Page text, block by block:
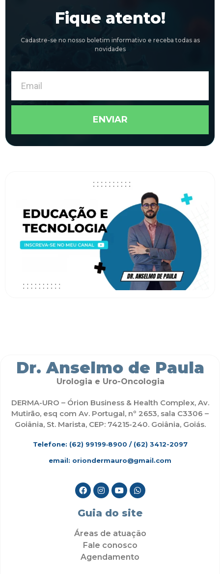
Fique atento!
Cadastre-se no nosso boletim informativo e receba todas as
novidades
ENVIAR
Dr. Anselmo de Paula
Urologia e Uro-Oncologia
DERMA-URO – Órion Business & Health Complex, Av.
Mutirão, esq com Av. Portugal, nº 2653, sala C3306 –
Goiânia, St. Marista, CEP: 74215-240. Goiânia, Goiás.
Telefone: (62) 99199‑8900 / (62) 3412-2097
email: oriondermauro@gmail.com
Guia do site
Áreas de atuação
Fale conosco
Agendamento